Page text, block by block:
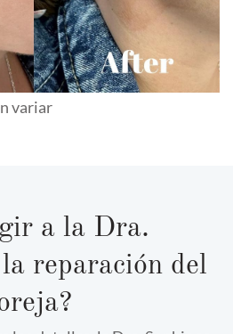
variar
a la Dra.
reparación del